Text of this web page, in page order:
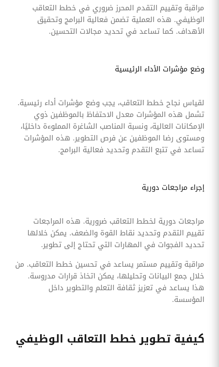
مراقبة وتقييم التقدم المحرز ضروري في خطط التعاقب
الوظيفي. هذه العملية تضمن فعالية البرامج وتحقيق
الأهداف. كما تساعد في تحديد مجالات التحسين.
وضع مؤشرات الأداء الرئيسية
لقياس نجاح خطط التعاقب، يجب وضع مؤشرات أداء رئيسية.
تشمل هذه المؤشرات معدل الاحتفاظ بالموظفين ذوي
الإمكانات العالية، ونسبة المناصب الشاغرة المملوءة داخليًا،
ومستوى رضا الموظفين عن فرص التطوير. هذه المؤشرات
تساعد في تتبع التقدم وتحديد فعالية البرامج.
إجراء مراجعات دورية
مراجعات دورية لخطط التعاقب ضرورية. هذه المراجعات
تقييم التقدم وتحديد نقاط القوة والضعف. يمكن خلالها
تحديد الفجوات في المهارات التي تحتاج إلى تطوير.
مراقبة وتقييم مستمر يساعد في تحسين خطط التعاقب. من
خلال جمع البيانات وتحليلها، يمكن اتخاذ قرارات مدروسة.
هذا يساعد في تعزيز ثقافة التعلم والتطوير داخل
المؤسسة.
كيفية تطوير خطط التعاقب الوظيفي